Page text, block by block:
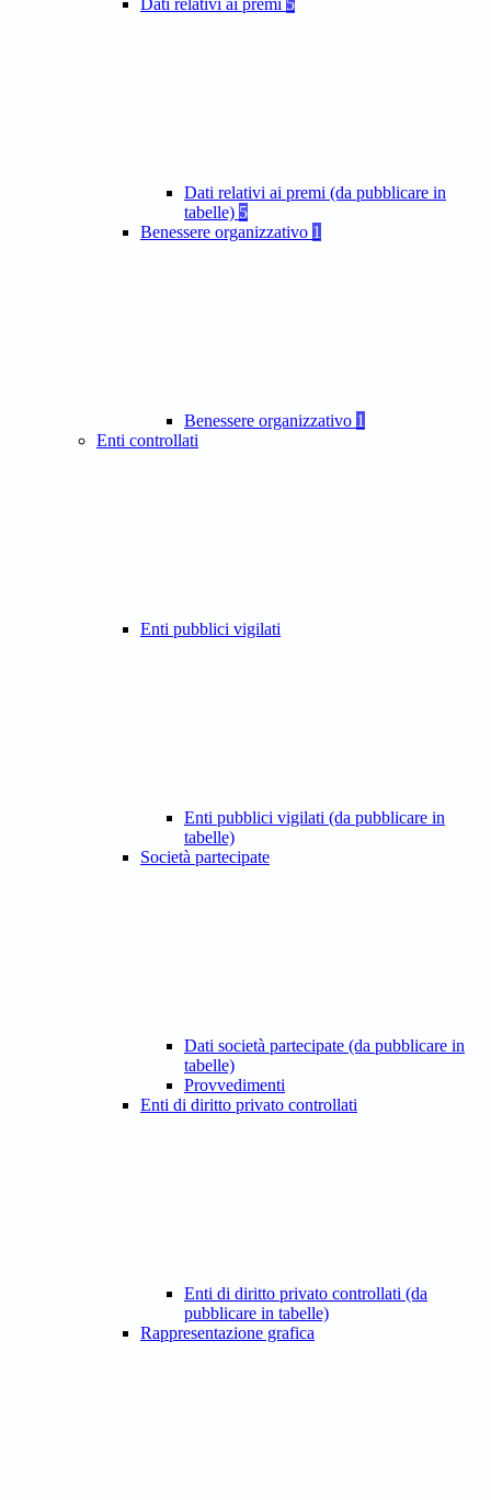
Dati relativi ai premi 5
Dati relativi ai premi (da pubblicare in
tabelle) 5
Benessere organizzativo 1
Benessere organizzativo 1
Enti controllati
Enti pubblici vigilati
Enti pubblici vigilati (da pubblicare in
tabelle)
Società partecipate
Dati società partecipate (da pubblicare in
tabelle)
Provvedimenti
Enti di diritto privato controllati
Enti di diritto privato controllati (da
pubblicare in tabelle)
Rappresentazione grafica